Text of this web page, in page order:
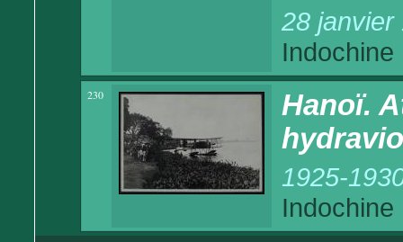
28 janvier
Indochine
230
Hanoï.
1925-
Indochine